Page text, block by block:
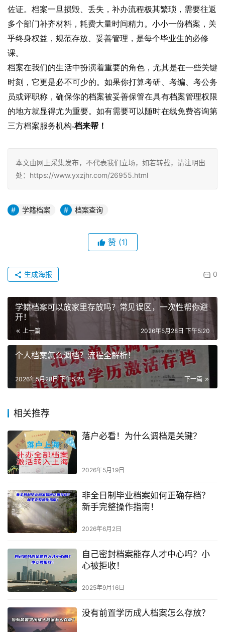
佐证。档案一旦损毁、丢失，补办流程极其繁琐，需要往返
多个部门补齐材料，耗费大量时间精力。小小一份档案，关
乎终身权益，规范存放、妥善管理，是每个毕业生的必修
课。
档案在我们的生活中扮演着重要的角色，尤其是在一些关键
时刻，它更是必不可少的。如果你打算考研、考编、考公务
员或评职称，确保你的档案被妥善保管在具有档案管理权限
的地方就显得尤为重要。如有需要可以随时在线免费咨询第
三方档案服务机构-档来帮！
本文由网上采集发布，不代表我们立场，如若转载，请注明出
处：https://www.yxzjhr.com/26955.html
学籍档案 档案查询
赞 (1)
0
生成海报
学籍档案可以放家里存放吗？常见误区，一次性帮你避
开！
上一篇 2026年5月28日 下午5:20
个人档案怎么调档？流程全解析！
下一篇
2026年5月28日 下午5:25
相关推荐
落户必看！为什么调档是关键？
2026年5月19日
非全日制毕业档案如何正确存档？
新手完整操作指南！
2026年6月2日
自己密封档案能存人才中心吗？小
心被拒收！
2025年9月16日
没有前置学历成人档案怎么存放？